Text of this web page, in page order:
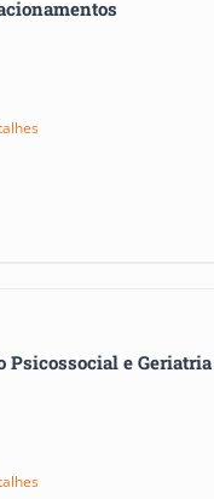
Psicossocial e Geriatria